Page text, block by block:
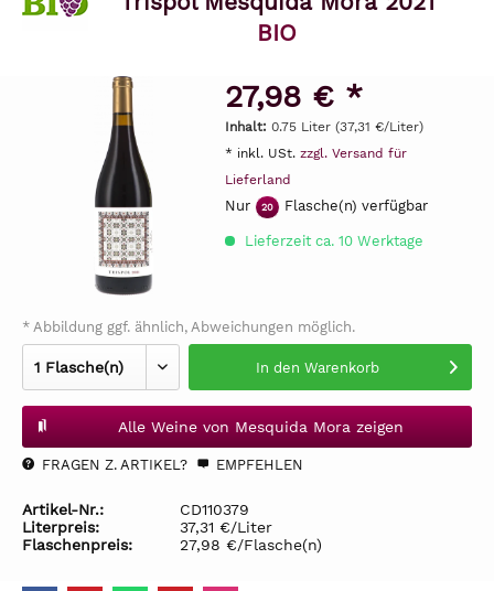
BIO
27,98 € *
Inhalt: 0.75 Liter (37,31 €/Liter)
* inkl. USt. zzgl. Versand für
Lieferland
Nur 20 Flasche(n) verfügbar
Lieferzeit ca. 10 Werktage
* Abbildung ggf. ähnlich, Abweichungen möglich.
In den Warenkorb
Alle Weine von Mesquida Mora zeigen
FRAGEN Z. ARTIKEL? EMPFEHLEN
Artikel-Nr.:
CD110379
Literpreis:
37,31 €/Liter
Flaschenpreis:
27,98 €/Flasche(n)